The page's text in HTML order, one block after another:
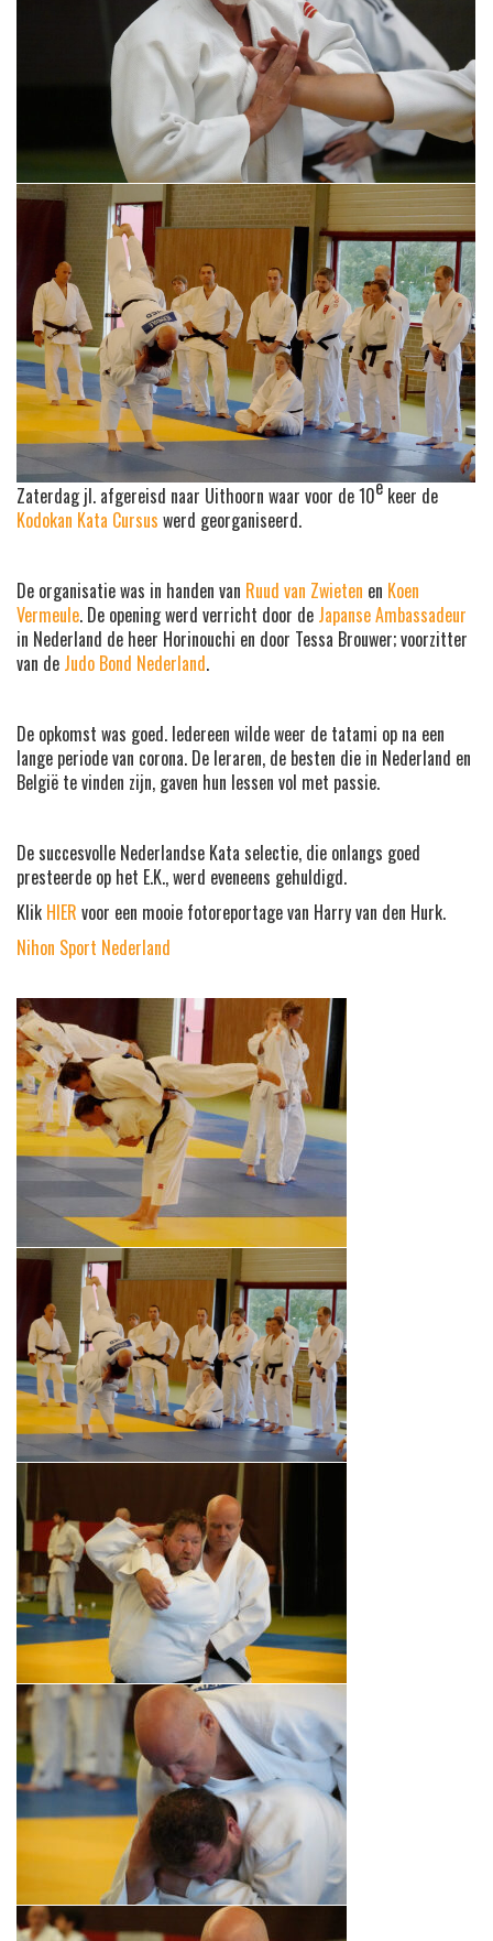
Zaterdag jl. afgereisd naar Uithoorn waar voor de 10e keer de
Kodokan Kata Cursus werd georganiseerd.
De organisatie was in handen van Ruud van Zwieten en Koen
Vermeule. De opening werd verricht door de Japanse Ambassadeur
in Nederland de heer Horinouchi en door Tessa Brouwer; voorzitter
van de Judo Bond Nederland.
De opkomst was goed. Iedereen wilde weer de tatami op na een
lange periode van corona. De leraren, de besten die in Nederland en
België te vinden zijn, gaven hun lessen vol met passie.
De succesvolle Nederlandse Kata selectie, die onlangs goed
presteerde op het E.K., werd eveneens gehuldigd.
Klik HIER voor een mooie fotoreportage van Harry van den Hurk.
Nihon Sport Nederland